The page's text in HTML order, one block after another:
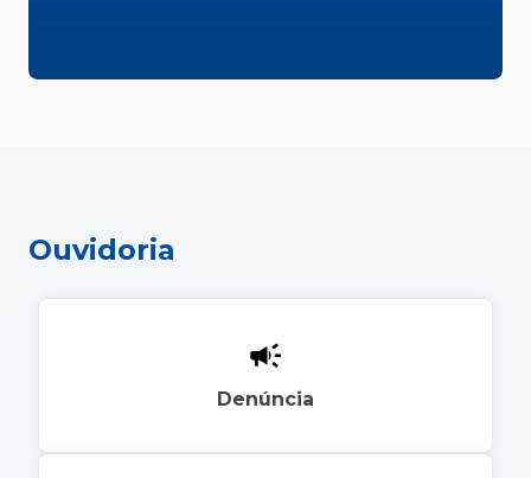
Ouvidoria
Denúncia